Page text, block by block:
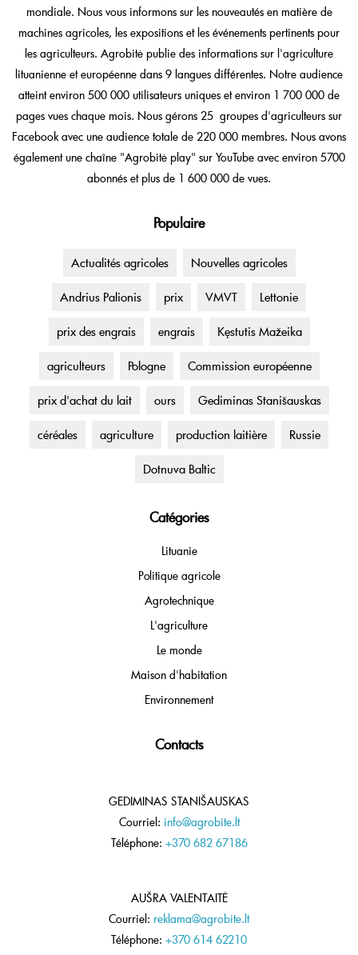
mondiale. Nous vous informons sur les nouveautés en matière de
machines agricoles, les expositions et les événements pertinents pour
les agriculteurs. Agrobitė publie des informations sur l'agriculture
lituanienne et européenne dans 9 langues différentes. Notre audience
atteint environ 500 000 utilisateurs uniques et environ 1 700 000 de
pages vues chaque mois. Nous gérons 25 groupes d'agriculteurs sur
Facebook avec une audience totale de 220 000 membres. Nous avons
également une chaîne "Agrobitė play" sur YouTube avec environ 5700
abonnés et plus de 1 600 000 de vues.
Populaire
Actualités agricoles Nouvelles agricoles
Andrius Palionis prix VMVT Lettonie
prix des engrais engrais Kęstutis Mažeika
agriculteurs Pologne Commission européenne
prix d'achat du lait ours Gediminas Stanišauskas
céréales agriculture production laitière Russie
Dotnuva Baltic
Catégories
Lituanie
Politique agricole
Agrotechnique
L'agriculture
Le monde
Maison d'habitation
Environnement
Contacts
GEDIMINAS STANIŠAUSKAS
Courriel: info@agrobite.lt
Téléphone: +370 682 67186
AUŠRA VALENTAITĖ
Courriel: reklama@agrobite.lt
Téléphone: +370 614 62210